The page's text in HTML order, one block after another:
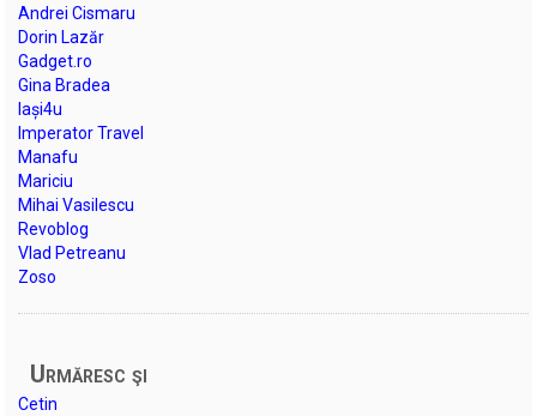
Andrei Cismaru
Dorin Lazăr
Gadget.ro
Gina Bradea
Iași4u
Imperator Travel
Manafu
Mariciu
Mihai Vasilescu
Revoblog
Vlad Petreanu
Zoso
Urmăresc şi
Cetin